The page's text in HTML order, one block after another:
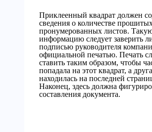
Приклеенный квадрат должен
сведения о количестве
пронумерованных листов.
информацию следует заверить
подписью руководителя
официальной печатью. Печать
ставить таким образом, чтобы
попадала на этот квадрат, а
находилась на последней
Наконец, здесь должна
составления документа.